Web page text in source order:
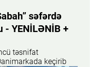
səfərdə
- YENİLƏNİB +
təsnifat
keçirib